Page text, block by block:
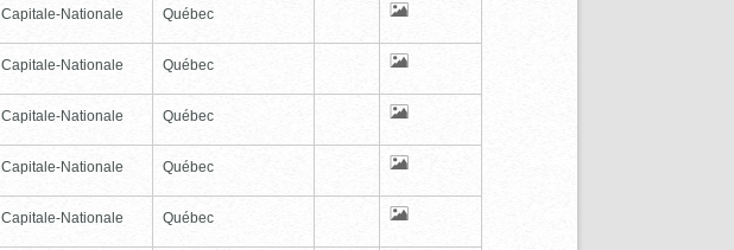
Capitale-Nationale Québec
Capitale-Nationale Québec
Capitale-Nationale Québec
Capitale-Nationale Québec
Capitale-Nationale Québec